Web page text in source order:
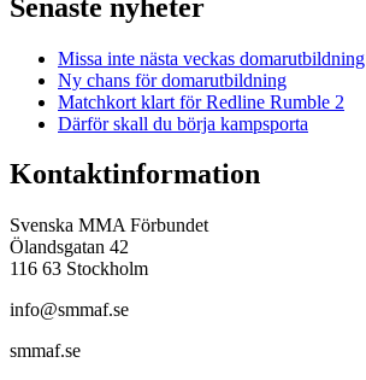
Senaste nyheter
Missa inte nästa veckas domarutbildning
Ny chans för domarutbildning
Matchkort klart för Redline Rumble 2
Därför skall du börja kampsporta
Kontaktinformation
Svenska MMA Förbundet
Ölandsgatan 42
116 63 Stockholm
info@smmaf.se
smmaf.se